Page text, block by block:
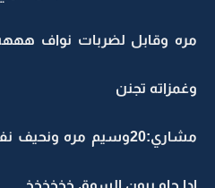
مره وقابل لضربات نواف
وغمزاته تجنن
مشاري:20وسيم مره
ادا جاو يبون السوق خخخخخخ